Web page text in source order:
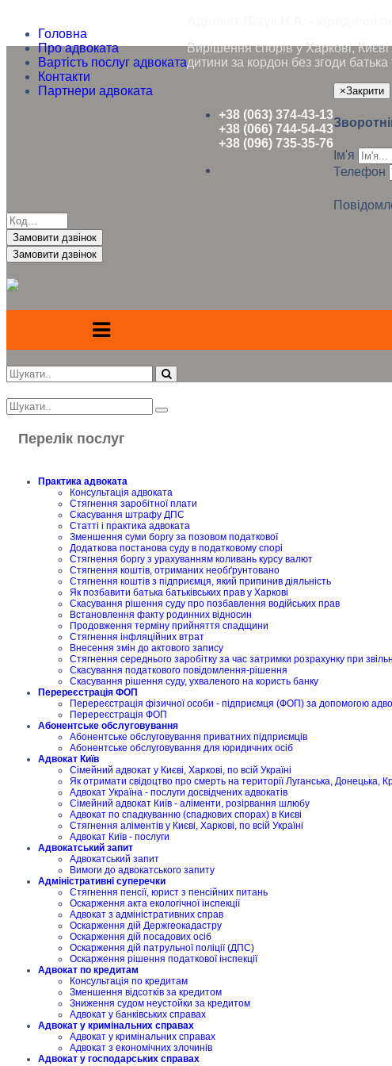
Головна
Про адвоката
Вартість послуг адвоката
Контакти
Партнери адвоката
Вирішення спорів у Харкові,
дитини за кордон без згоди
+38 (063) 374-43-13
+38 (066) 744-54-43
+38 (096) 735-35-76
×Закрити
Ім'я
Телефон
Замовити дзвінок
Перелік послуг
Практика адвоката
Консультація адвоката
Стягнення заробітної плати
Скасування штрафу ДПС
Статті і практика адвоката
Зменшення суми боргу за позовом податкової
Додаткова постанова суду в податковому спорі
Стягнення боргу з урахуванням коливань курсу валют
Стягнення коштів, отриманих необґрунтовано
Стягнення коштів з підприємця, який припинив діяльність
Як позбавити батька батьківських прав у Харкові
Скасування рішення суду про позбавлення водійських прав
Встановлення факту родинних відносин
Продовження терміну прийняття спадщини
Стягнення інфляційних втрат
Внесення змін до актового запису
Стягнення середнього заробітку за час затримки розрахунку при
Скасування податкового повідомлення-рішення
Скасування рішення суду, ухваленого на користь банку
Перереєстрація ФОП
Перереєстрація фізичної особи - підприємця (ФОП) за допомогою
Перереєстрація ФОП
Абонентське обслуговування
Абонентське обслуговування приватних підприємців
Абонентське обслуговування для юридичних осіб
Адвокат Київ
Сімейний адвокат у Києві, Харкові, по всій Україні
Як отримати свідоцтво про смерть на території Луганська, Донецька,
Адвокат Україна - послуги досвідчених адвокатів
Сімейний адвокат Київ - аліменти, розірвання шлюбу
Адвокат по спадкуванню (спадкових спорах) в Києві
Стягнення аліментів у Києві, Харкові, по всій Україні
Адвокат Київ - послуги
Адвокатський запит
Адвокатський запит
Вимоги до адвокатського запиту
Адміністративні суперечки
Стягнення пенсії, юрист з пенсійних питань
Оскарження акта екологічної інспекції
Адвокат з адміністративних справ
Оскарження дій Держгеокадастру
Оскарження дій посадових осіб
Оскарження дій патрульної поліції (ДПС)
Оскарження рішення податкової інспекції
Адвокат по кредитам
Консультація по кредитам
Зменшення відсотків за кредитом
Зниження судом неустойки за кредитом
Адвокат у банківських справах
Адвокат у кримінальних справах
Адвокат у кримінальних справах
Адвокат з економічних злочинів
Адвокат у господарських справах